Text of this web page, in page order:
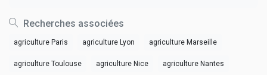
Recherches associées
agriculture Paris agriculture Lyon agriculture Marseille
agriculture Toulouse agriculture Nice agriculture Nantes